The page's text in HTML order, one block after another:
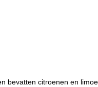
bevatten citroenen en